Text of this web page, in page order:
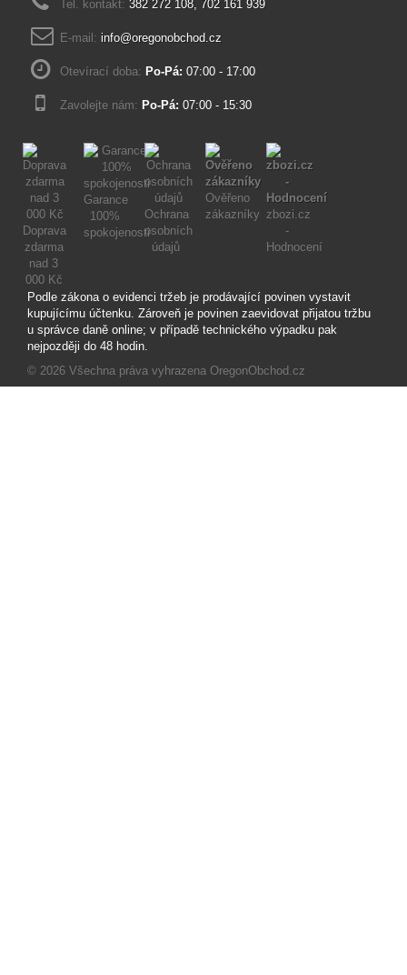
Podle zákona o evidenci tržeb je prodávající povinen vystavit
kupujícímu účtenku. Zároveň je povinen zaevidovat přijatou tržbu
u správce daně online; v případě technického výpadku pak
nejpozději do 48 hodin.
© 2026 Všechna práva vyhrazena OregonObchod.cz
Tel. kontakt: 382 272 108, 702 161 939
E-mail: info@oregonobchod.cz
Otevírací doba: Po-Pá: 07:00 - 17:00
Zavolejte nám: Po-Pá: 07:00 - 15:30
Doprava
zdarma
nad 3
000 Kč
Garance
100%
spokojenosti
Ochrana
osobních
údajů
Ověřeno
zákazníky zbozi.cz
-
Hodnocení